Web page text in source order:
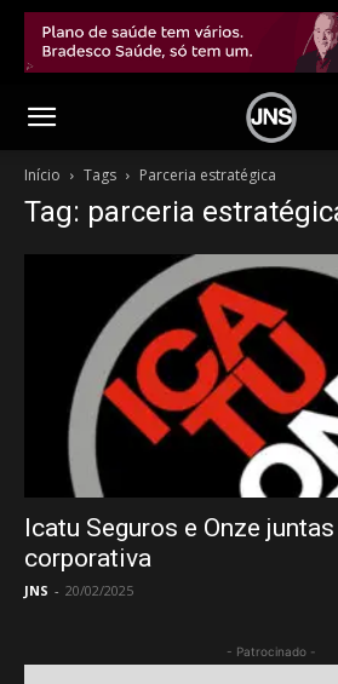
Início Tags Parceria estratégica
Tag: parceria
Icatu Seguros e Onze
corporativa
JNS - 20/02/2025
- Patrocinado -